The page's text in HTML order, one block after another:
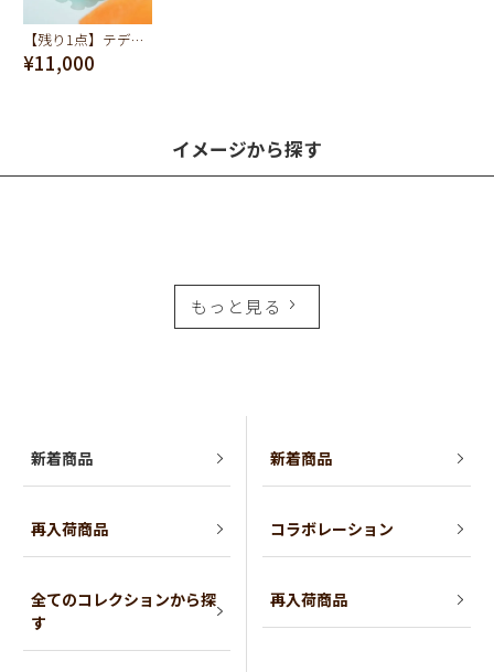
【残り1点】テディベア ハードグミ リング（ソーダ）
¥11,000
イメージから探す
もっと見る
新着商品
再入荷商品
全てのコレクションから探
す
新着商品
コラボレーション
再入荷商品